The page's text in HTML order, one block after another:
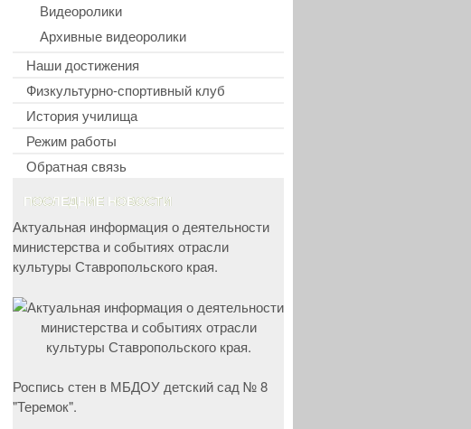
Видеоролики
Архивные видеоролики
Наши достижения
Физкультурно-спортивный клуб
История училища
Режим работы
Обратная связь
ПОСЛЕДНИЕ НОВОСТИ
Актуальная информация о деятельности
министерства и событиях отрасли
культуры Ставропольского края.
Роспись стен в МБДОУ детский сад № 8
"Теремок".